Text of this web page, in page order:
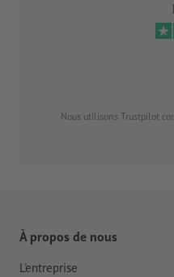
Nous utilisons Trustpilot
À propos de nous
L'entreprise